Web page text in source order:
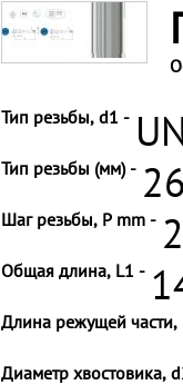
Тип резьбы, d1 -
Тип резьбы (мм) -
Шаг резьбы, P mm -
Общая длина, L1 -
Длина режущей части,
Диаметр хвостовика,